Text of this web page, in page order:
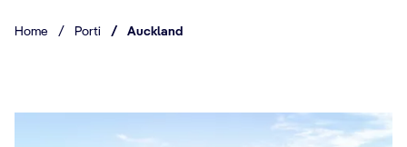
Home / Porti / Auckland